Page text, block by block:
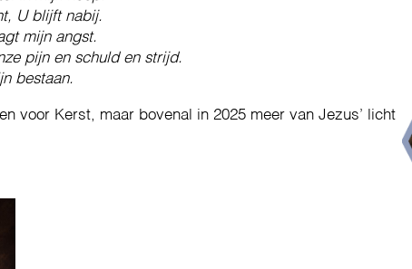
U blijft nabij.
mijn angst.
pijn en schuld en strijd.
bestaan.
voor Kerst, maar bovenal in 2025 meer van Jezus’ licht